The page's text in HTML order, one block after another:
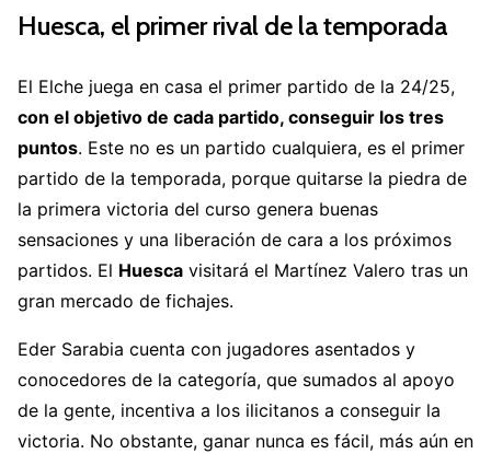
Huesca, el primer rival de la temporada
El Elche juega en casa el primer partido de la 24/25,
con el objetivo de cada partido, conseguir los tres
puntos. Este no es un partido cualquiera, es el primer
partido de la temporada, porque quitarse la piedra de
la primera victoria del curso genera buenas
sensaciones y una liberación de cara a los próximos
partidos. El Huesca visitará el Martínez Valero tras un
gran mercado de fichajes.
Eder Sarabia cuenta con jugadores asentados y
conocedores de la categoría, que sumados al apoyo
de la gente, incentiva a los ilicitanos a conseguir la
victoria. No obstante, ganar nunca es fácil, más aún en